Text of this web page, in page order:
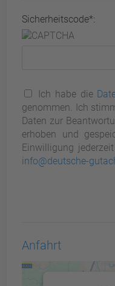
Sicherheitscode*:
Ich habe die
genommen. Ich
Daten zur
erhoben und
Einwilligung
info@deutsche-
Anfahrt